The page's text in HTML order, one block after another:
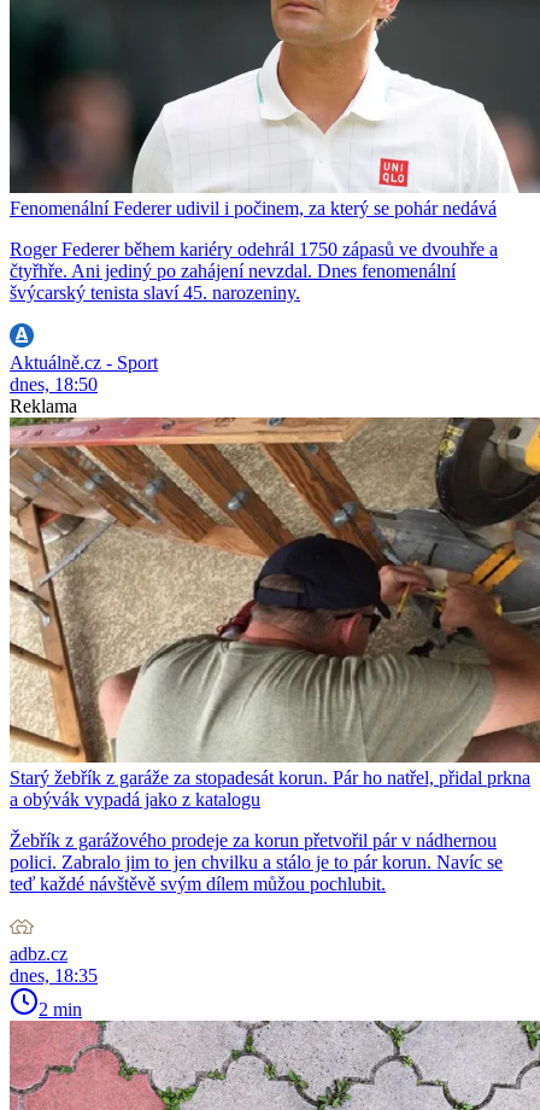
Fenomenální Federer udivil i počinem, za který se pohár nedává
Roger Federer během kariéry odehrál 1750 zápasů ve dvouhře a
čtyřhře. Ani jediný po zahájení nevzdal. Dnes fenomenální
švýcarský tenista slaví 45. narozeniny.
Aktuálně.cz - Sport
dnes, 18:50
Reklama
Starý žebřík z garáže za stopadesát korun. Pár ho natřel, přidal prkna
a obývák vypadá jako z katalogu
Žebřík z garážového prodeje za korun přetvořil pár v nádhernou
polici. Zabralo jim to jen chvilku a stálo je to pár korun. Navíc se
teď každé návštěvě svým dílem můžou pochlubit.
adbz.cz
dnes, 18:35
2 min